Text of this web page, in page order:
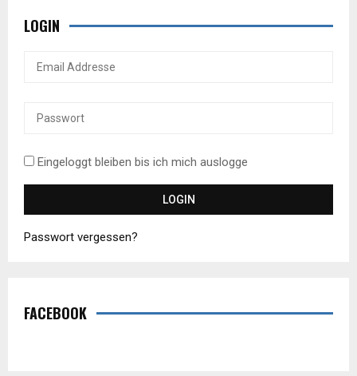
LOGIN
Eingeloggt bleiben bis ich mich auslogge
Passwort vergessen?
FACEBOOK